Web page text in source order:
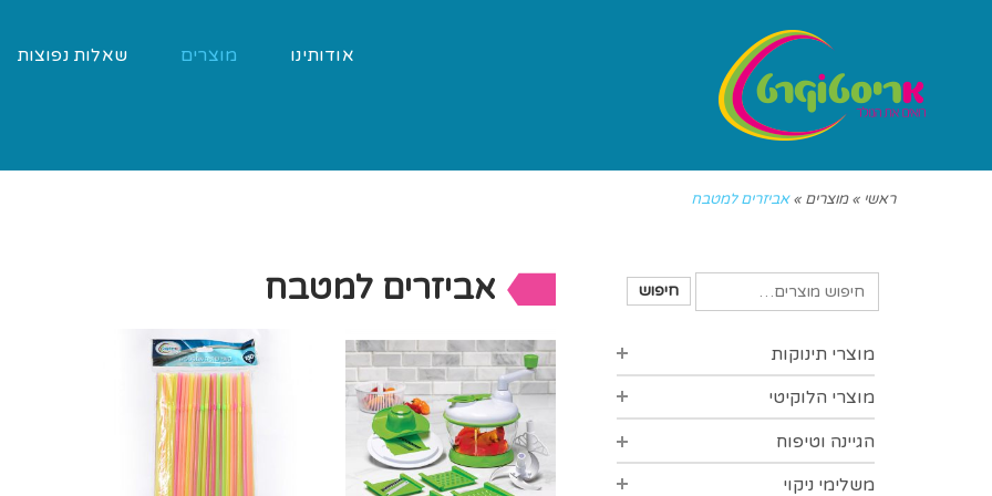
אודותינו מוצרים שאלות נפוצות
ראשי » מוצרים » אביזרים למטבח
אביזרים למטבח חיפוש
מוצרי תינוקות
סינרים
בקבוקים רחבים
בקבוקים צרים
מוצרי הלוקיטי
סדרת סופט
סדרת הפינס
הגיינה וטיפוח
הגיינת הפה משלימי ניקוי